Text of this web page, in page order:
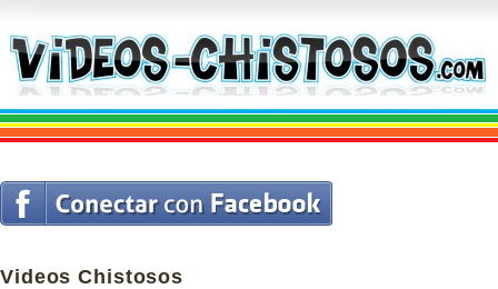
Videos Chistosos